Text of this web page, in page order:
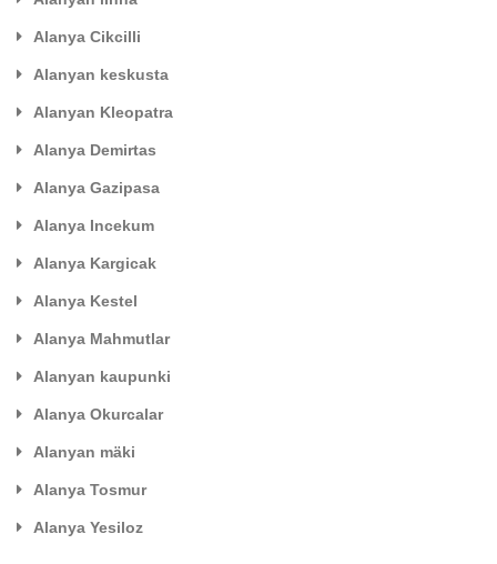
Alanya Cikcilli
Alanyan keskusta
Alanyan Kleopatra
Alanya Demirtas
Alanya Gazipasa
Alanya Incekum
Alanya Kargicak
Alanya Kestel
Alanya Mahmutlar
Alanyan kaupunki
Alanya Okurcalar
Alanyan mäki
Alanya Tosmur
Alanya Yesiloz